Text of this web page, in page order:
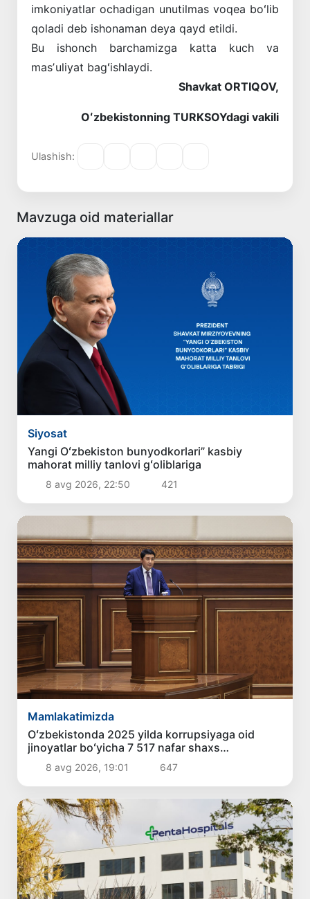
imkoniyatlar ochadigan unutilmas voqea boʻlib
qoladi deb ishonaman deya qayd etildi.
Bu ishonch barchamizga katta kuch va
masʼuliyat bagʻishlaydi.
Shavkat ORTIQOV,
Oʻzbekistonning TURKSOYdagi vakili
Ulashish:
Mavzuga oid materiallar
Siyosat
Yangi Oʻzbekiston bunyodkorlari” kasbiy
mahorat milliy tanlovi gʻoliblariga
8 avg 2026, 22:50 421
Mamlakatimizda
Oʻzbekistonda 2025 yilda korrupsiyaga oid
jinoyatlar boʻyicha 7 517 nafar shaxs
javobgarlikka tortilgan
8 avg 2026, 19:01 647